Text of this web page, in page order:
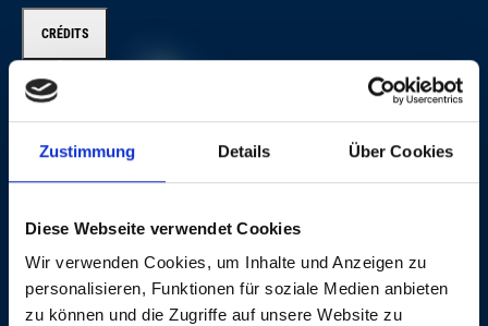
Zustimmung Details Über Cookies
Diese Webseite verwendet Cookies
Wir verwenden Cookies, um Inhalte und Anzeigen zu
personalisieren, Funktionen für soziale Medien anbieten
zu können und die Zugriffe auf unsere Website zu
CRÉDITS
CRÉDITS
Executive Producer for Swiss Television (SF): Yvonne
Basel AG: Matthias Müller and Beatrice Stirnimann
Director: Roli Bärlocher, BBM Productions, Wallbach
(Switzerland) Sound: Ron Kurz, Hard Studios, Zürich
(Switzerland) Live Photos: © Dominik Plüss